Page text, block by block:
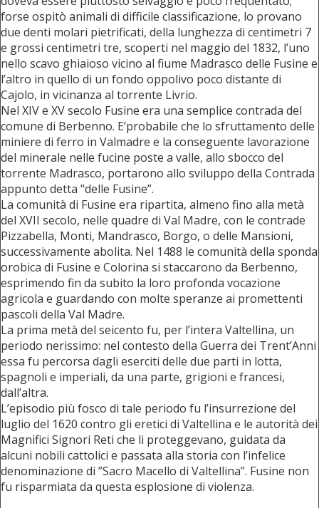
forse ospitò animali di difficile classificazione, lo provano
due denti molari pietrificati, della lunghezza di centimetri 7
e grossi centimetri tre, scoperti nel maggio del 1832, l’uno
nello scavo ghiaioso vicino al fiume Madrasco delle Fusine e
l’altro in quello di un fondo oppolivo poco distante di
Cajolo, in vicinanza al torrente Livrio.
Nel XIV e XV secolo Fusine era una semplice contrada del
comune di Berbenno. E’probabile che lo sfruttamento delle
miniere di ferro in Valmadre e la conseguente lavorazione
del minerale nelle fucine poste a valle, allo sbocco del
torrente Madrasco, portarono allo sviluppo della Contrada
appunto detta "delle Fusine”.
La comunità di Fusine era ripartita, almeno fino alla metà
del XVII secolo, nelle quadre di Val Madre, con le contrade
Pizzabella, Monti, Mandrasco, Borgo, o delle Mansioni,
successivamente abolita. Nel 1488 le comunità della sponda
orobica di Fusine e Colorina si staccarono da Berbenno,
esprimendo fin da subito la loro profonda vocazione
agricola e guardando con molte speranze ai promettenti
pascoli della Val Madre.
La prima metà del seicento fu, per l’intera Valtellina, un
periodo nerissimo: nel contesto della Guerra dei Trent’Anni
essa fu percorsa dagli eserciti delle due parti in lotta,
spagnoli e imperiali, da una parte, grigioni e francesi,
dall’altra.
L’episodio più fosco di tale periodo fu l’insurrezione del
luglio del 1620 contro gli eretici di Valtellina e le autorità dei
Magnifici Signori Reti che li proteggevano, guidata da
alcuni nobili cattolici e passata alla storia con l’infelice
denominazione di ”Sacro Macello di Valtellina”. Fusine non
fu risparmiata da questa esplosione di violenza.